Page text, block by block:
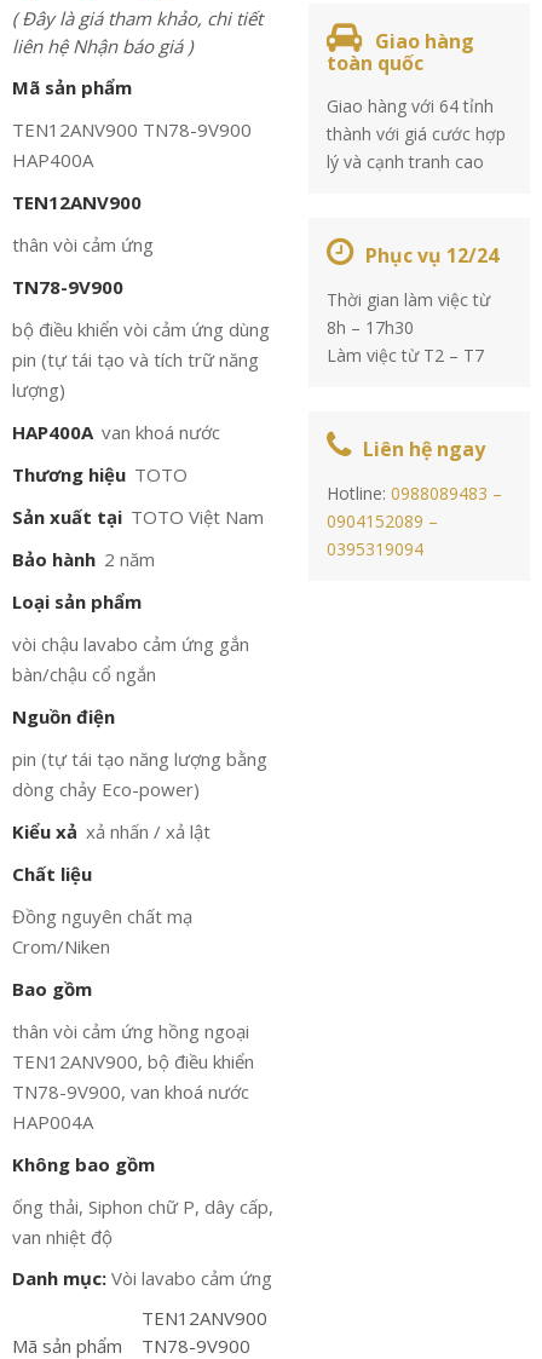
( Đây là giá tham khảo, chi tiết
liên hệ Nhận báo giá )
Mã sản phẩm
TEN12ANV900 TN78-9V900
HAP400A
TEN12ANV900
thân vòi cảm ứng
TN78-9V900
bộ điều khiển vòi cảm ứng dùng
pin (tự tái tạo và tích trữ năng
lượng)
HAP400A van khoá nước
Thương hiệu TOTO
Sản xuất tại TOTO Việt Nam
Bảo hành 2 năm
Loại sản phẩm
vòi chậu lavabo cảm ứng gắn
bàn/chậu cổ ngắn
Nguồn điện
pin (tự tái tạo năng lượng bằng
dòng chảy Eco-power)
Kiểu xả xả nhấn / xả lật
Chất liệu
Đồng nguyên chất mạ
Crom/Niken
Bao gồm
thân vòi cảm ứng hồng ngoại
TEN12ANV900, bộ điều khiển
TN78-9V900, van khoá nước
HAP004A
Không bao gồm
ống thải, Siphon chữ P, dây cấp,
van nhiệt độ
Danh mục: Vòi lavabo cảm ứng
Mã sản phẩm
TEN12ANV900
TN78-9V900
Giao hàng
toàn quốc
Giao hàng với 64 tỉnh
thành với giá cước hợp
lý và cạnh tranh cao
Phục vụ 12/24
Thời gian làm việc từ
8h – 17h30
Làm việc từ T2 – T7
Liên hệ ngay
Hotline:0988089483 –
0904152089 –
0395319094